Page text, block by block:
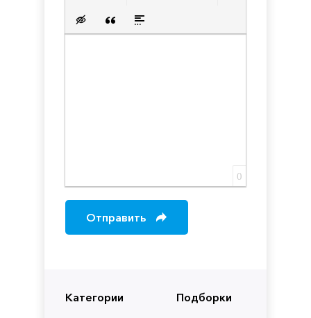
Категории Подборки
Вставка скрытого текста
Вставка цитаты
Вставка спойлера
0
Отправить